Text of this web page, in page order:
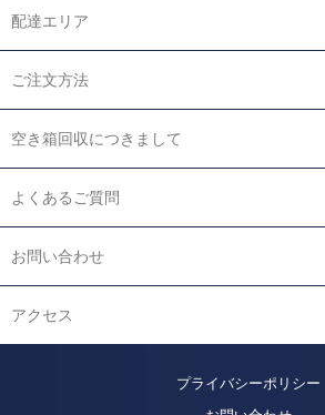
配達エリア
ご注文方法
空き箱回収につきまして
よくあるご質問
お問い合わせ
アクセス
プライバシーポリシー